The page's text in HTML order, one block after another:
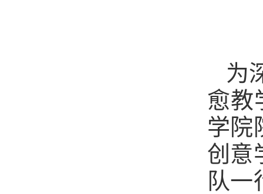
为
愈教
学院
创意
队一